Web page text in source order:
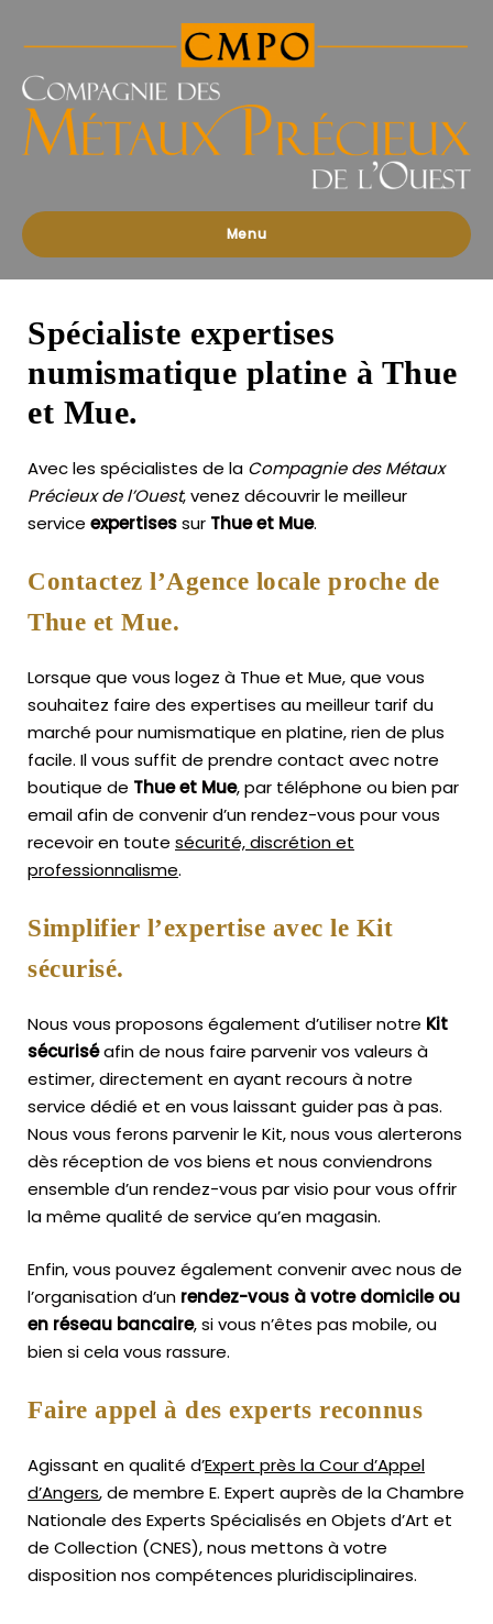
des
Précieux
l'Ouest
Menu
Spécialiste expertises
numismatique platine à Thue
et Mue.
Avec les spécialistes de la Compagnie des Métaux
Précieux de l’Ouest, venez découvrir le meilleur
service expertisessur Thue et Mue.
Contactez l’Agence locale proche de
Thue et Mue.
Lorsque que vous logez à Thue et Mue, que vous
souhaitez faire des expertises au meilleur tarif du
marché pour numismatique en platine, rien de plus
facile. Il vous suffit de prendre contact avec notre
boutique de Thue et Mue, par téléphone ou bien par
email afin de convenir d’un rendez-vous pour vous
recevoir en toute sécurité, discrétion et
professionnalisme.
Simplifier l’expertise avec le Kit
sécurisé.
Nous vous proposons également d’utiliser notre Kit
sécuriséafin de nous faire parvenir vos valeurs à
estimer, directement en ayant recours à notre
service dédié et en vous laissant guider pas à pas.
Nous vous ferons parvenir le Kit, nous vous alerterons
dès réception de vos biens et nous conviendrons
ensemble d’un rendez-vous par visio pour vous offrir
la même qualité de service qu’en magasin.
Enfin, vous pouvez également convenir avec nous de
l’organisation d’un rendez-vous à votre domicile ou
en réseau bancaire, si vous n’êtes pas mobile, ou
bien si cela vous rassure.
Faire appel à des experts reconnus
Agissant en qualité d’Expert près la Cour d’Appel
d’Angers, de membre E. Expert auprès de laChambre
Nationale des Experts Spécialisés en Objets d’Art et
de Collection (CNES),nous mettons à votre
disposition nos compétences pluridisciplinaires.